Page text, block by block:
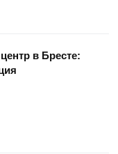
в Бресте: